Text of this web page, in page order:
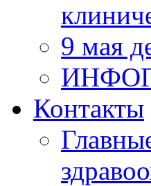
9 мая
Контакты